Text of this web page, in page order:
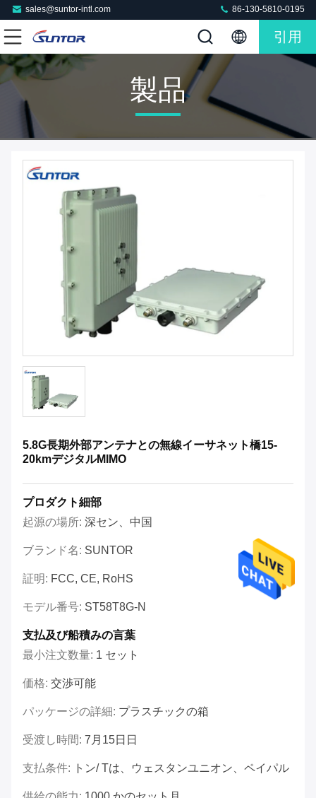
sales@suntor-intl.com 86-130-5810-0195
引用
製品
5.8G長期外部アンテナとの無線イーサネット橋15-
20kmデジタルMIMO
プロダクト細部
起源の場所: 深セン、中国
ブランド名: SUNTOR
証明: FCC, CE, RoHS
モデル番号: ST58T8G-N
支払及び船積みの言葉
最小注文数量: 1 セット
価格: 交渉可能
パッケージの詳細: プラスチックの箱
受渡し時間: 7月15日日
支払条件: トン/ Tは、ウェスタンユニオン、ペイパル